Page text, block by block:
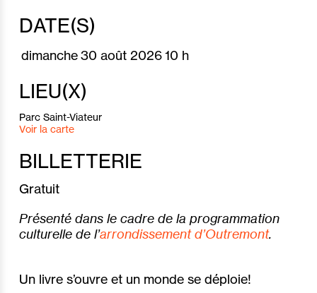
DATE(S)
dimanche30 août 202610 h
LIEU(X)
Parc Saint-Viateur
Voir la carte
BILLETTERIE
Gratuit
Présenté dans le cadre de la programmation
culturelle de l’arrondissement d’Outremont.
Un livre s’ouvre et un monde se déploie!